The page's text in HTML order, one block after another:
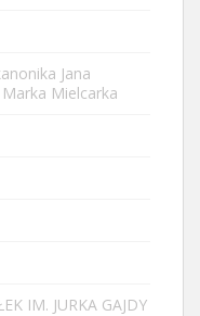
Jana
Mielcarka
IM. JURKA GAJDY